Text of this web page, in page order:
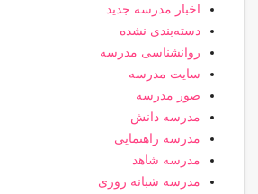
اخبار مدرسه جدید
دسته‌بندی نشده
روانشناسی مدرسه
سایت مدرسه
صور مدرسه
مدرسه دانش
مدرسه راهنمایی
مدرسه شاهد
مدرسه شبانه روزی